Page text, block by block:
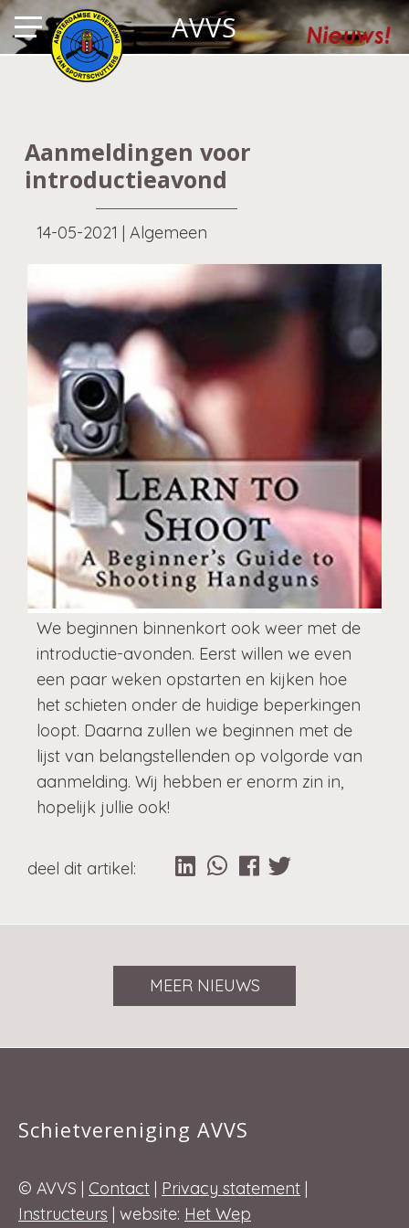
AVVS
Aanmeldingen voor
introductieavond
14-05-2021 | Algemeen
We beginnen binnenkort ook weer met de
introductie-avonden. Eerst willen we even
een paar weken opstarten en kijken hoe
het schieten onder de huidige beperkingen
loopt. Daarna zullen we beginnen met de
lijst van belangstellenden op volgorde van
aanmelding. Wij hebben er enorm zin in,
hopelijk jullie ook!
MEER NIEUWS
Schietvereniging AVVS
© AVVS | Contact | Privacy statement |
Instructeurs | website: Het Wep